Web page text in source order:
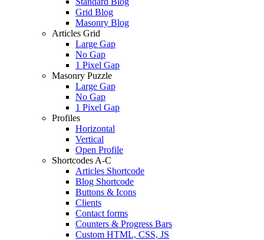
Grid Blog
Masonry Blog
Articles Grid
Large Gap
No Gap
1 Pixel Gap
Masonry Puzzle
Large Gap
No Gap
1 Pixel Gap
Profiles
Horizontal
Vertical
Open Profile
Shortcodes A-C
Articles Shortcode
Blog Shortcode
Buttons & Icons
Clients
Contact forms
Counters & Progress Bars
Custom HTML, CSS, JS